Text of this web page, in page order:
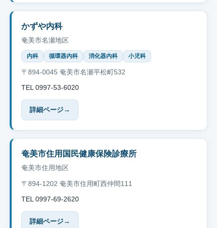
かずや内科
奄美市名瀬地区
内科 循環器内科 消化器内科 小児科
〒894-0045 奄美市名瀬平松町532
TEL 0997-53-6020
詳細ページ→
奄美市住用国民健康保険診療所
奄美市住用地区
〒894-1202 奄美市住用町西仲間111
TEL 0997-69-2620
詳細ページ→